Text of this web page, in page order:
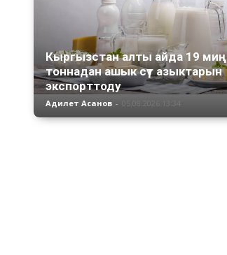
Кыргызстан алты айда 19 миң
тоннадан ашык сүт азыктарын
экспорттоду
Адилет Асанов -